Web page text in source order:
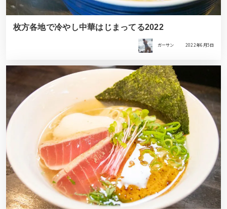
枚方各地で冷やし中華はじまってる2022
ガーサン 2022年6月5日